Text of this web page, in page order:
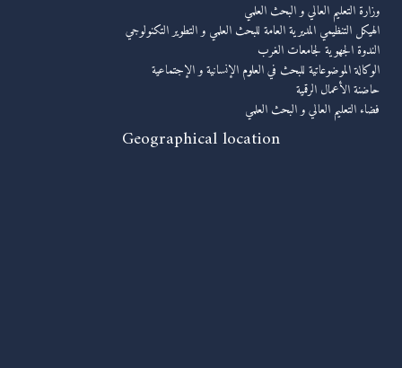
وزارة التعليم العالي و البحث العلمي
الهيكل التنظيمي المديرية العامة للبحث العلمي و التطوير التكنولوجي
الندوة الجهوية لجامعات الغرب
الوكالة الموضوعاتية للبحث في العلوم الإنسانية و الإجتماعية
حاضنة الأعمال الرقمية
فضاء التعليم العالي و البحث العلمي
Geographical location